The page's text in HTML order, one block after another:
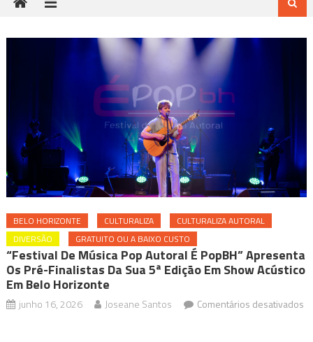
BELO HORIZONTE CULTURALIZA
CULTURALIZA AUTORAL
DIVERSÃO
GRATUITO OU A BAIXO CUSTO
“Festival De Música Pop Autoral É PopBH” Apresenta
Os Pré-Finalistas Da Sua 5ª Edição Em Show Acústico
Em Belo Horizonte
junho 16, 2026 Joseane Santos
Comentários desativados